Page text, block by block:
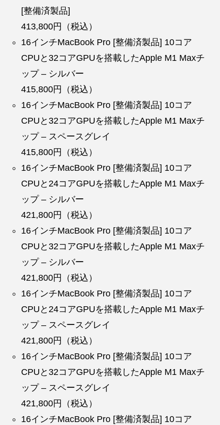
[整備済製品]
413,800円（税込）
16インチMacBook Pro [整備済製品] 10コア
CPUと32コアGPUを搭載したApple M1 Maxチ
ップ – シルバー
415,800円（税込）
16インチMacBook Pro [整備済製品] 10コア
CPUと32コアGPUを搭載したApple M1 Maxチ
ップ – スペースグレイ
415,800円（税込）
16インチMacBook Pro [整備済製品] 10コア
CPUと24コアGPUを搭載したApple M1 Maxチ
ップ – シルバー
421,800円（税込）
16インチMacBook Pro [整備済製品] 10コア
CPUと32コアGPUを搭載したApple M1 Maxチ
ップ – シルバー
421,800円（税込）
16インチMacBook Pro [整備済製品] 10コア
CPUと24コアGPUを搭載したApple M1 Maxチ
ップ – スペースグレイ
421,800円（税込）
16インチMacBook Pro [整備済製品] 10コア
CPUと32コアGPUを搭載したApple M1 Maxチ
ップ – スペースグレイ
421,800円（税込）
16インチMacBook Pro [整備済製品] 10コア